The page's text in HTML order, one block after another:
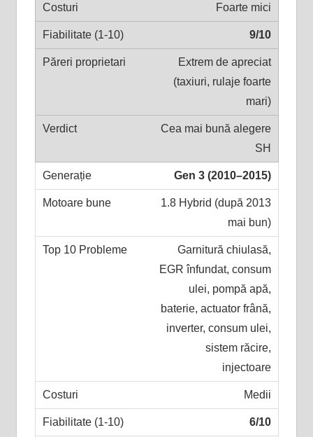
Foarte mici
9/10
Extrem de apreciat
(taxiuri, rulaje foarte
mari)
Cea mai bună alegere
SH
Gen 3 (2010–2015)
1.8 Hybrid (după 2013
mai bun)
Garnitură chiulasă,
EGR înfundat, consum
ulei, pompă apă,
baterie, actuator frână,
inverter, consum ulei,
sistem răcire,
injectoare
Medii
6/10